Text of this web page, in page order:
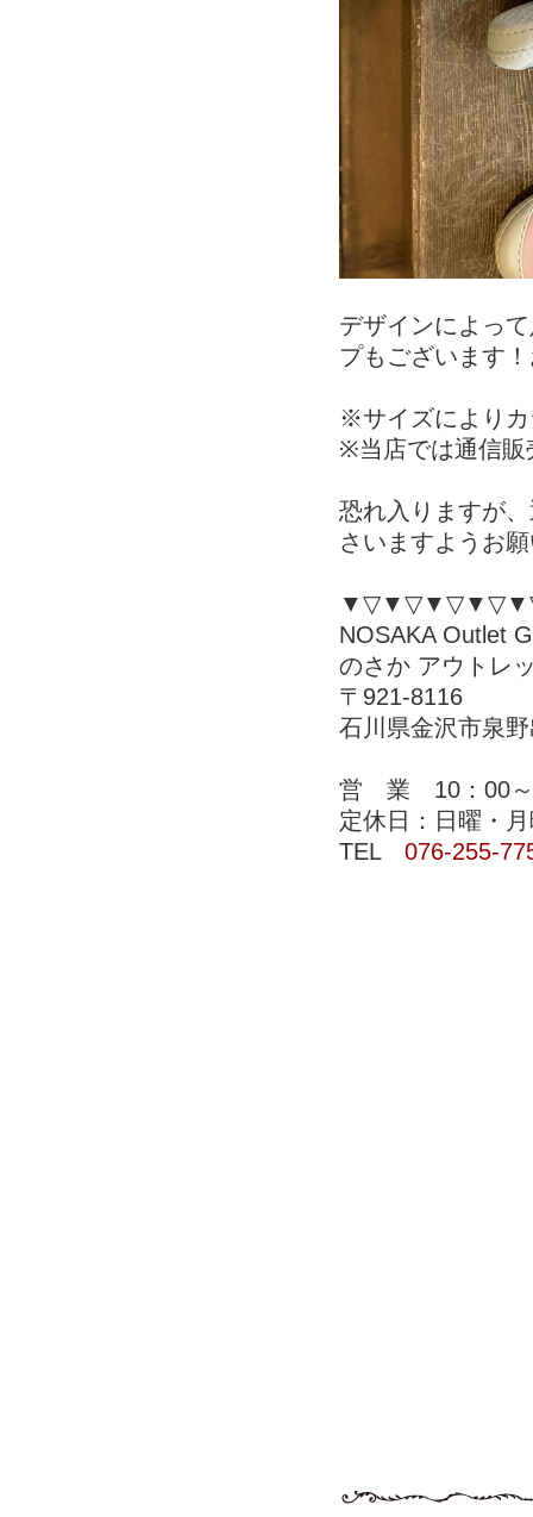
デザインによっ
プもございます
※サイズにより
※当店では通信販
恐れ入りますが
さいますようお
NOSAKA Outlet
のさか アウトレ
〒921-8116
石川県金沢市泉
営 業 10：00～
定休日：日曜・
TEL 076-255-